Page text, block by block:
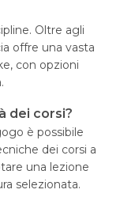
Oltre agli
offre una vasta
con opzioni
dei corsi?
è possibile
dei corsi a
una lezione
selezionata.